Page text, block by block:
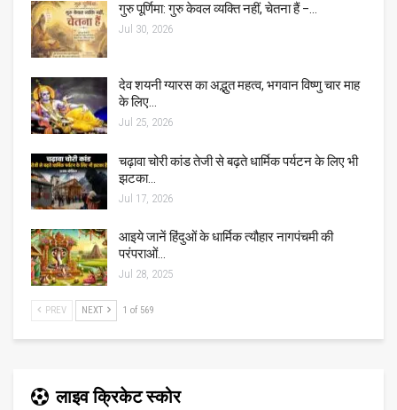
गुरु पूर्णिमा: गुरु केवल व्यक्ति नहीं, चेतना हैं –…
Jul 30, 2026
देव शयनी ग्यारस का अद्भुत महत्व, भगवान विष्णु चार माह
के लिए…
Jul 25, 2026
चढ़ावा चोरी कांड तेजी से बढ़ते धार्मिक पर्यटन के लिए भी
झटका…
Jul 17, 2026
आइये जानें हिंदुओं के धार्मिक त्यौहार नागपंचमी की
परंपराओं…
Jul 28, 2025
PREV NEXT 1 of 569
लाइव क्रिकेट स्कोर